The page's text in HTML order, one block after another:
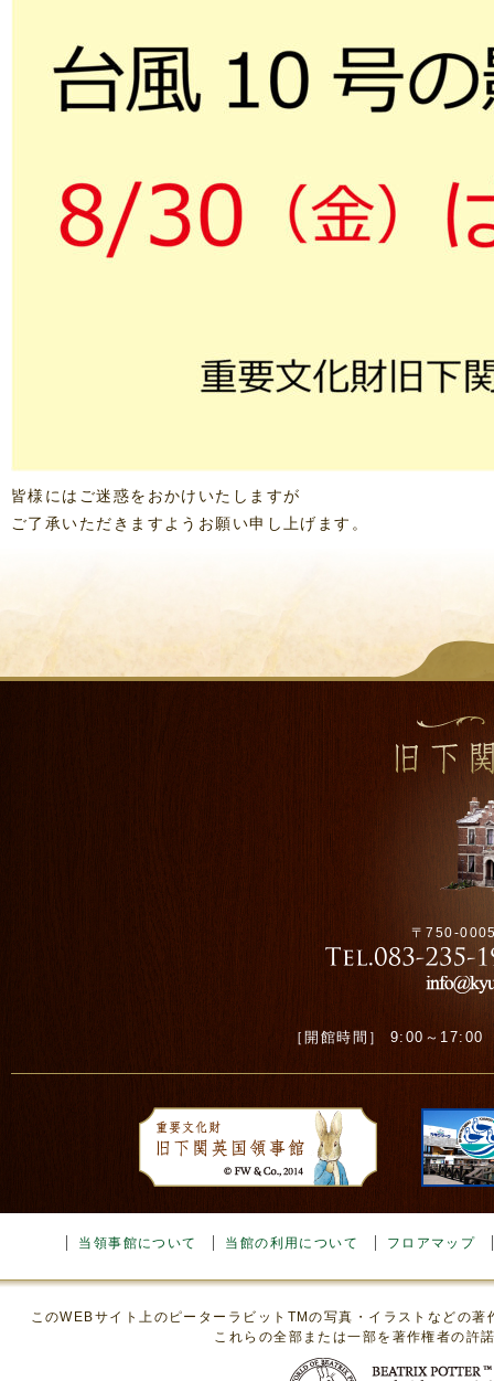
皆様にはご迷惑をおかけいたしますが
ご了承いただきますようお願い申し上げます。
〒750-
［開館時間］ 9:00～
当領事館について 当館の利用について フロアマップ
このWEBサイト上のピーターラビットTMの写真・イラストなどの
これらの全部または一部を著作権者の許